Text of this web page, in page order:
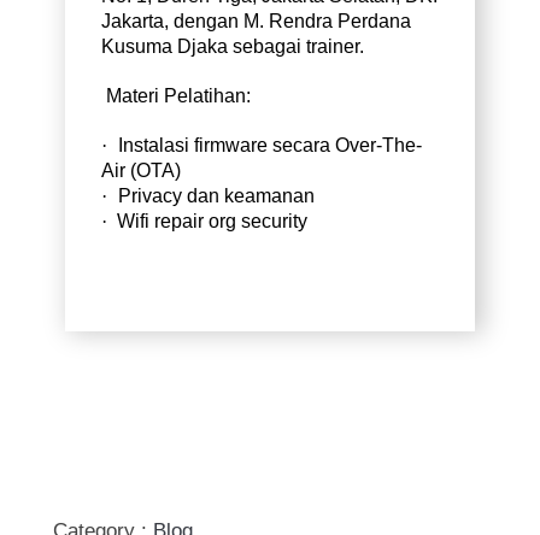
Jakarta, dengan M. Rendra Perdana
Kusuma Djaka sebagai trainer.
Materi Pelatihan:
·
Instalasi firmware secara Over-The-
Air (OTA)
·
Privacy dan keamanan
· Wifi repair org security
Category : Blog